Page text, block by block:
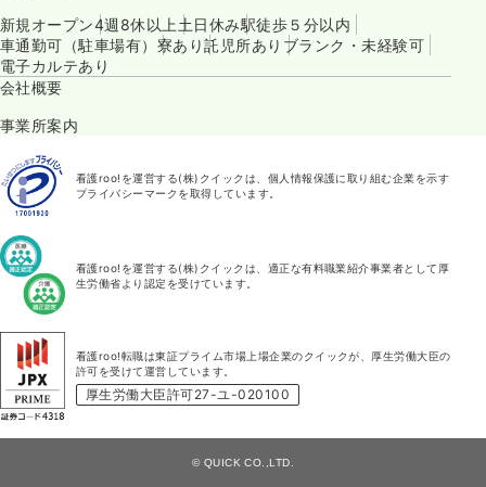
新規オープン4週8休以上 土日休み駅徒歩５分以内
車通勤可（駐車場有） 寮あり託児所あり ブランク・未経験可
電子カルテあり
会社概要
事業所案内
看護roo!を運営する(株)クイックは、個人情報保護に取り組む企業を示す
プライバシーマークを取得しています。
看護roo!を運営する(株)クイックは、適正な有料職業紹介事業者として厚
生労働省より認定を受けています。
看護roo!転職は東証プライム市場上場企業のクイックが、厚生労働大臣の
許可を受けて運営しています。
厚生労働大臣許可27-ユ-020100
© QUICK CO.,LTD.